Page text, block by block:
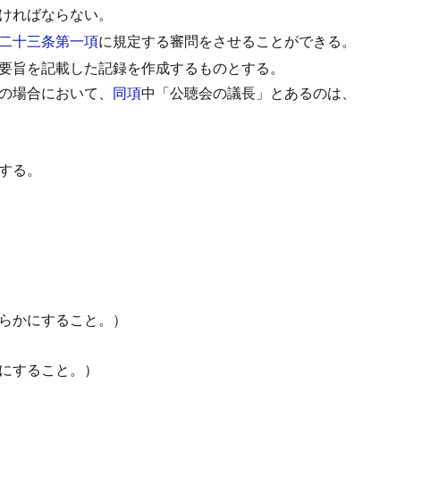
ばならない。
十三条第一項に規定する審問をさせることができる。
を記載した記録を作成するものとする。
場合において、 同項中「公聴会の議長」とあるのは、
。
にすること。）
ること。）